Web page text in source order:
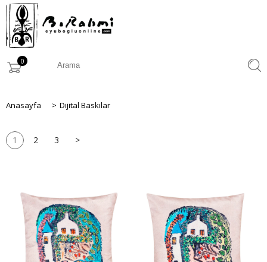
0
Anasayfa > Dijital Baskılar
1 2 3 >